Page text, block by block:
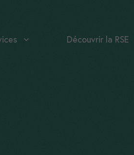
Découvrir la RSE